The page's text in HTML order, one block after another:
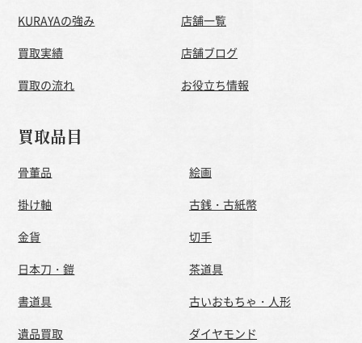
KURAYAの強み
買取実績
買取の流れ
店舗一覧
店舗ブログ
お役立ち情報
買取品目
骨董品
絵画
掛け軸
古銭・古紙幣
金貨
切手
日本刀・鎧
茶道具
書道具
古いおもちゃ・人形
遺品買取
ダイヤモンド